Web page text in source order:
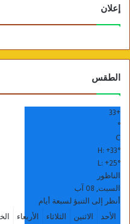
إعلان
الطقس
+
33
°
C
H:+33°
L:+25°
الناظور
السبت, 08 آب
أنظر إلى التنبؤ لسبعة أيام
الأحد
الاثنين الثلاثاء الأربعاء